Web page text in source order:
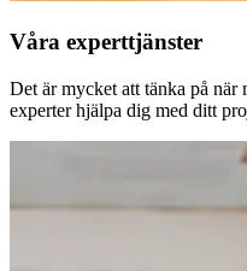
Våra experttjänster
Det är mycket att tänka på när
experter hjälpa dig med ditt